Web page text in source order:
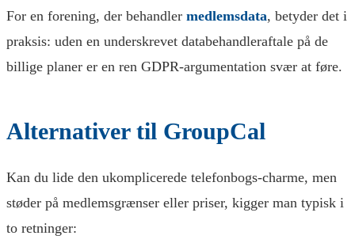
For en forening, der behandler medlemsdata, betyder det i
praksis: uden en underskrevet databehandleraftale på de
billige planer er en ren GDPR-argumentation svær at føre.
Alternativer til GroupCal
Kan du lide den ukomplicerede telefonbogs-charme, men
støder på medlemsgrænser eller priser, kigger man typisk i
to retninger: